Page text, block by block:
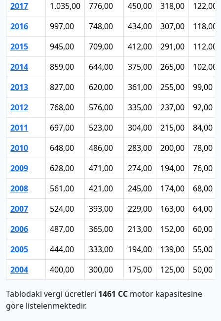
2017
1.035,00 776,00 450,00 318,00
122,00
2016
997,00 748,00 434,00 307,00
118,00
2015
945,00 709,00 412,00 291,00
112,00
2014
859,00 644,00 375,00 265,00
102,00
2013
827,00 620,00 361,00 255,00
99,00
2012
768,00 576,00 335,00 237,00
92,00
2011
697,00 523,00 304,00 215,00
84,00
2010
648,00 486,00 283,00 200,00
78,00
2009
628,00 471,00 274,00 194,00
76,00
2008
561,00 421,00 245,00 174,00
68,00
2007
524,00 393,00 229,00 163,00
64,00
2006
487,00 365,00 213,00 152,00
60,00
2005
444,00 333,00 194,00 139,00
55,00
2004
400,00 300,00 175,00 125,00 50,00
Tablodaki vergi ücretleri 1461 CC motor kapasitesine
göre listelenmektedir.